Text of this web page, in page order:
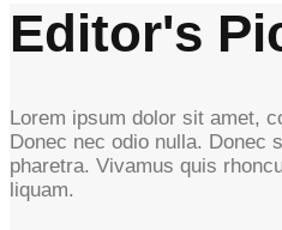
Editor's
Lorem ipsum dolor sit amet,
Donec nec odio nulla. Donec
pharetra. Vivamus quis
liquam.